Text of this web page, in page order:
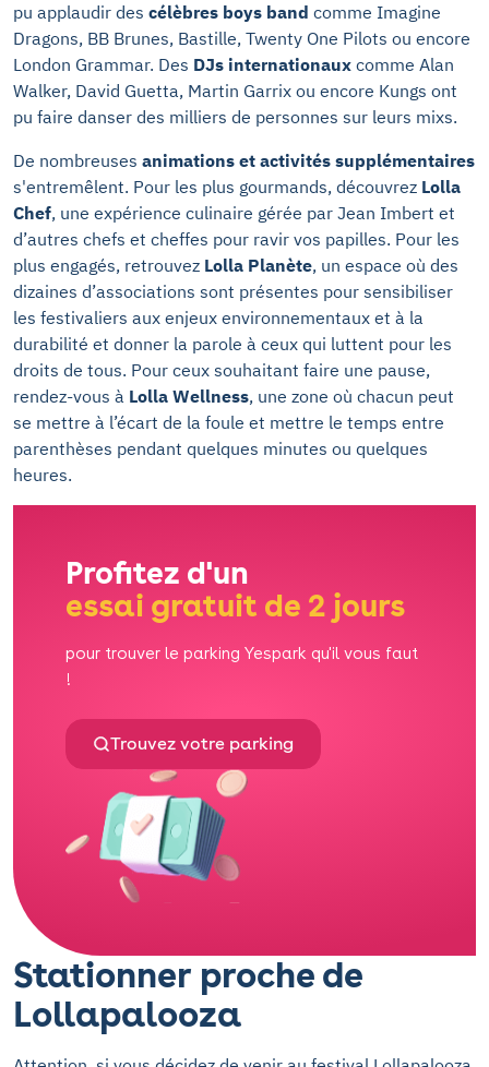
pu applaudir des célèbres boys band comme Imagine
Dragons, BB Brunes, Bastille, Twenty One Pilots ou encore
London Grammar. Des DJs internationaux comme Alan
Walker, David Guetta, Martin Garrix ou encore Kungs ont
pu faire danser des milliers de personnes sur leurs mixs.
De nombreuses animations et activités supplémentaires
s'entremêlent. Pour les plus gourmands, découvrez Lolla
Chef, une expérience culinaire gérée par Jean Imbert et
d’autres chefs et cheffes pour ravir vos papilles. Pour les
plus engagés, retrouvez Lolla Planète, un espace où des
dizaines d’associations sont présentes pour sensibiliser
les festivaliers aux enjeux environnementaux et à la
durabilité et donner la parole à ceux qui luttent pour les
droits de tous. Pour ceux souhaitant faire une pause,
rendez-vous à Lolla Wellness, une zone où chacun peut
se mettre à l’écart de la foule et mettre le temps entre
parenthèses pendant quelques minutes ou quelques
heures.
Profitez d'un
essai gratuit de 2 jours
pour trouver le parking Yespark qu'il vous faut
!
Trouvez votre parking
Stationner proche de
Lollapalooza